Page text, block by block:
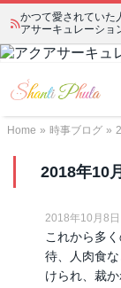
かつて愛されていた
アサーキュレーシ
Home » 時事ブログ »
2018年10
2018年10月8
これから多
待、人肉食
けられ、裁